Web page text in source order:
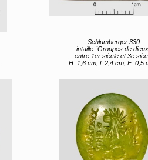
Schlumberger.330
intaille "Groupes de
entre 1er siècle et 3e
H. 1,6 cm, l. 2,4 cm, E. 0,5